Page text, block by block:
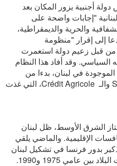
أجنبية يزور المكان بعد
"إجابات واضحة على
والحرية والديمقراطية،
إلى إقرار "منظومة
من قبل زعيم دولة استعمرت
وقد أفاد هذا النظام
في لبنان، بدءا من
والـ Crédit Agricole، التي غذت
الشرق الأوسط، ظل لبنان
الإقليمية. والماضي يلقي
بدور فرنسا في تشكيل لبنان
عامي 1975 و1990.